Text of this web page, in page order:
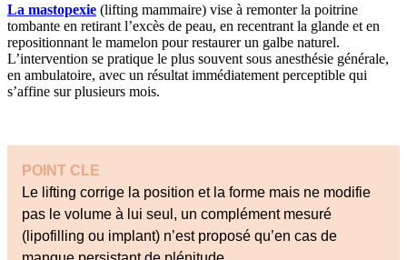
La mastopexie (lifting mammaire) vise à remonter la poitrine
tombante en retirant l’excès de peau, en recentrant la glande et en
repositionnant le mamelon pour restaurer un galbe naturel.
L’intervention se pratique le plus souvent sous anesthésie générale,
en ambulatoire, avec un résultat immédiatement perceptible qui
s’affine sur plusieurs mois.
POINT CLE
Le lifting corrige la position et la forme mais ne modifie
pas le volume à lui seul, un complément mesuré
(lipofilling ou implant) n’est proposé qu’en cas de